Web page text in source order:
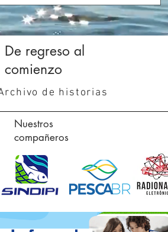
De regreso al
comienzo
de historias
Nuestros
compañeros